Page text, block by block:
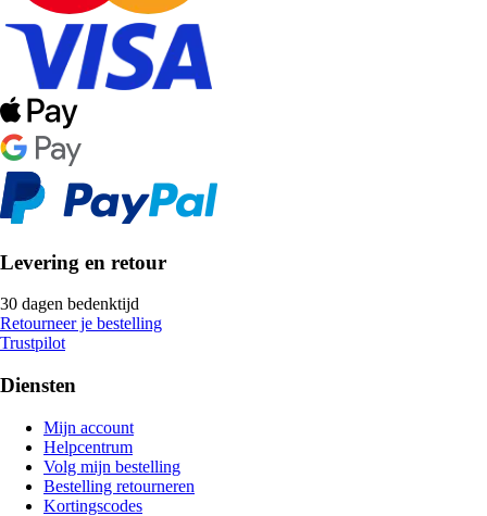
Levering en retour
30 dagen bedenktijd
Retourneer je bestelling
Trustpilot
Diensten
Mijn account
Helpcentrum
Volg mijn bestelling
Bestelling retourneren
Kortingscodes